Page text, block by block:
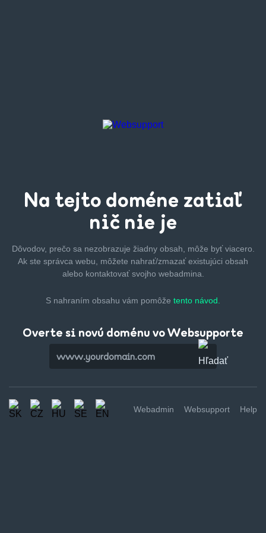
Na tejto doméne zatiaľ
nič nie je
Dôvodov, prečo sa nezobrazuje žiadny obsah, môže byťviacero.
Ak ste správca webu, môžete nahrať/zmazaťexistujúci obsah
alebo kontaktovať svojho webadmina.
S nahraním obsahu vám pomôže tento návod.
Overte si novú doménu vo Websupporte
Webadmin Websupport Help